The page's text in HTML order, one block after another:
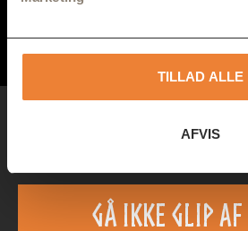
TILLAD ALLE
AFVIS
Gå ikke glip